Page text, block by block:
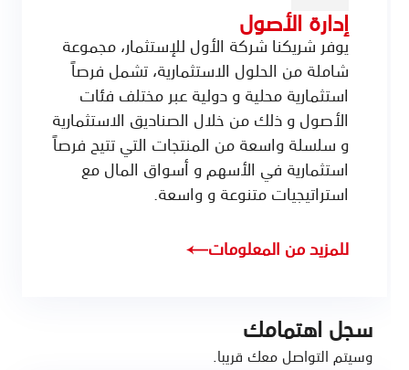
إدارة الأصول
يوفر شريكنا شركة الأول للإستثمار، مجموعة
شاملة من الحلول الاستثمارية، تشمل فرصاً
استثمارية محلية و دولية عبر مختلف فئات
الأصول و ذلك من خلال الصناديق الاستثمارية
و سلسلة واسعة من المنتجات التي تتيح فرصاً
استثمارية في الأسهم و أسواق المال مع
استراتيجيات متنوعة و واسعة.
للمزيد من المعلومات
سجل اهتمامك
وسيتم التواصل معك قريبا.